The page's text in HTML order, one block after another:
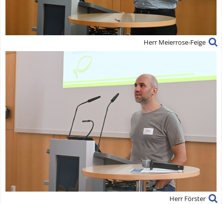
Herr Meierrose-Feige
Herr Förster